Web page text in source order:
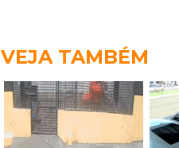
VEJA TAMBÉM